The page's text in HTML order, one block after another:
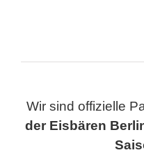
Wir sind offizielle
der Eisbären